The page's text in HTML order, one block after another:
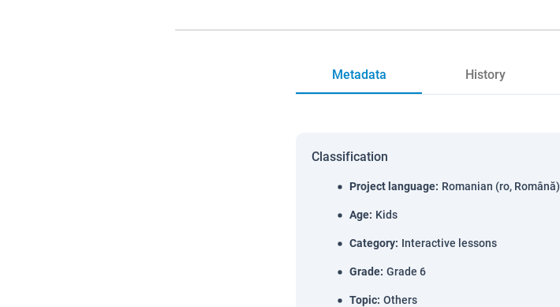
Metadata History
Classification
Project language: Romanian (ro, Română)
Age: Kids
Category: Interactive lessons
Grade: Grade 6
Topic: Others